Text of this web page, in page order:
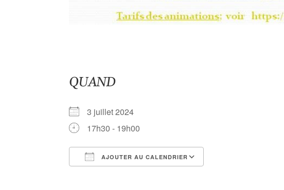
QUAND
3 juillet 2024
17h30 - 19h00
AJOUTER AU CALENDRIER